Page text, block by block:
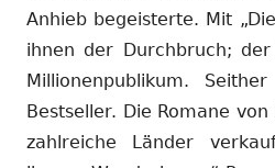
Anhieb begeisterte. Mit
ihnen der Durchbruch;
Millionenpublikum.
Bestseller. Die Romane
zahlreiche Länder